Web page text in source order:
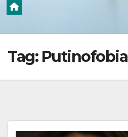
Tag: Putinofobia